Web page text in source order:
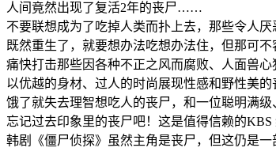
人间竟然出现了复活2年的丧尸……
不要联想成为了吃掉人类而扑上去，那些令人
既然重生了，就要想办法吃想办法住，但那可
痛快打击那些因各种不正之风而腐败、人面兽心
以优越的身材、过人的时尚展现性感和野性美
饿了就失去理智想吃人的丧尸，和一位聪明满
忘记过去印象里的丧尸吧！这是值得信赖的
韩剧《僵尸侦探》虽然主角是丧尸，但这仍是一